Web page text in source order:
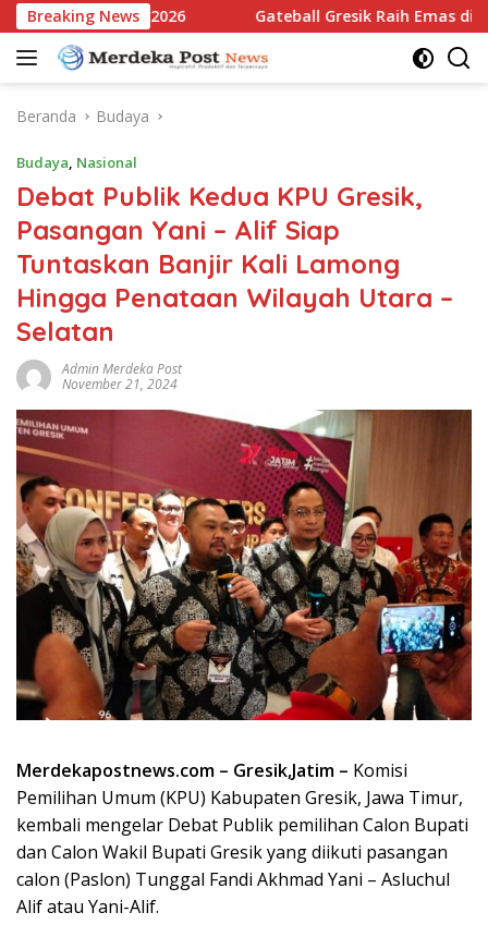
Langsung
ke
konten
Breaking News
Open 2026 Gateball Gresik Raih Emas di East
Beranda Budaya
Budaya, Nasional
Debat Publik Kedua KPU Gresik,
Pasangan Yani – Alif Siap
Tuntaskan Banjir Kali Lamong
Hingga Penataan Wilayah Utara –
Selatan
Admin Merdeka Post
November 21, 2024
Merdekapostnews.com – Gresik,Jatim – Komisi
Pemilihan Umum (KPU) Kabupaten Gresik, Jawa Timur,
kembali mengelar Debat Publik pemilihan Calon Bupati
dan Calon Wakil Bupati Gresik yang diikuti pasangan
calon (Paslon) Tunggal Fandi Akhmad Yani – Asluchul
Alif atau Yani-Alif.